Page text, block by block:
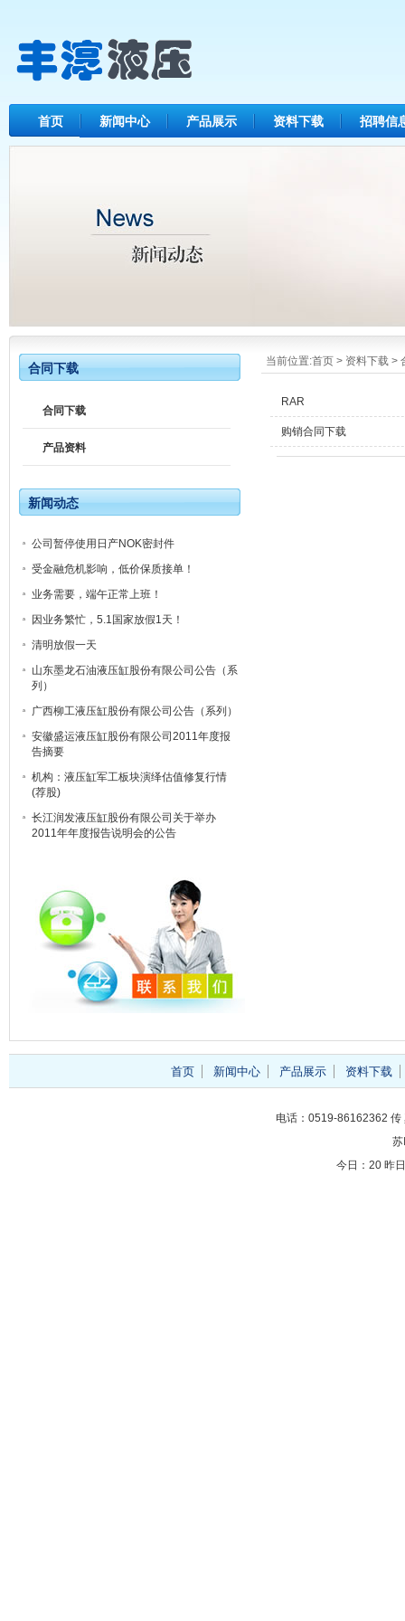
首页 新闻中心 产品展示 资料下载 招聘信
当前位置:首页 > 资料下载 >
RAR
购销合同下载
合同下载
合同下载
产品资料
新闻动态
公司暂停使用日产NOK密封件
受金融危机影响，低价保质接单！
业务需要，端午正常上班！
因业务繁忙，5.1国家放假1天！
清明放假一天
山东墨龙石油液压缸股份有限公司公告（系
列）
广西柳工液压缸股份有限公司公告（系列）
安徽盛运液压缸股份有限公司2011年度报
告摘要
机构：液压缸军工板块演绎估值修复行情
(荐股)
长江润发液压缸股份有限公司关于举办
2011年年度报告说明会的公告
首页 新闻中心 产品展示 资料下载
电话：0519-86162362
今日： 20 昨